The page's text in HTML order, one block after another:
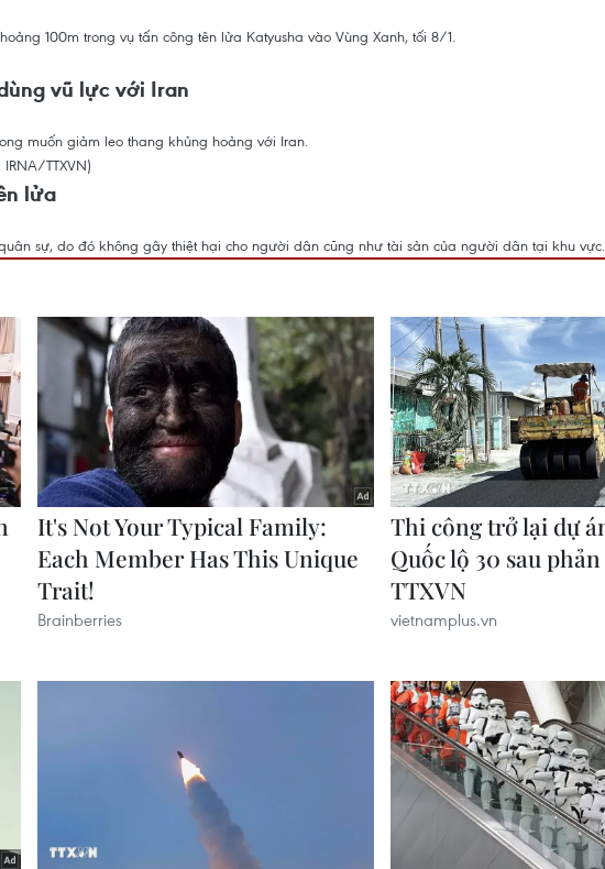
100m trong vụ tấn công tên lửa Katyusha vào Vùng Xanh, tối 8/1.
vũ lực với Iran
muốn giảm leo thang khủng hoảng với Iran.
lửa
sự, do đó không gây thiệt hại cho người dân cũng như tài sản của người dân tại khu vực.